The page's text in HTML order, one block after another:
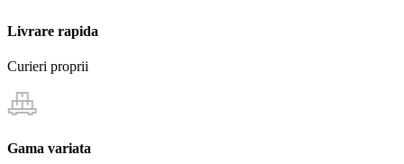
Livrare rapida
Curieri proprii
Gama variata